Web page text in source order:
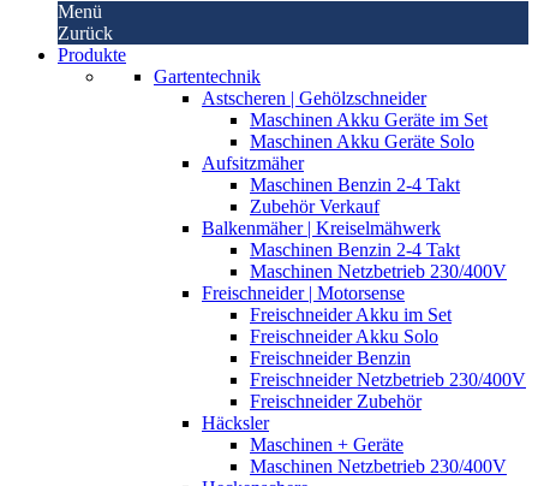
Menü
Zurück
Produkte
Gartentechnik
Astscheren | Gehölzschneider
Maschinen Akku Geräte im Set
Maschinen Akku Geräte Solo
Aufsitzmäher
Maschinen Benzin 2-4 Takt
Zubehör Verkauf
Balkenmäher | Kreiselmähwerk
Maschinen Benzin 2-4 Takt
Maschinen Netzbetrieb 230/400V
Freischneider | Motorsense
Freischneider Akku im Set
Freischneider Akku Solo
Freischneider Benzin
Freischneider Netzbetrieb 230/400V
Freischneider Zubehör
Häcksler
Maschinen + Geräte
Maschinen Netzbetrieb 230/400V